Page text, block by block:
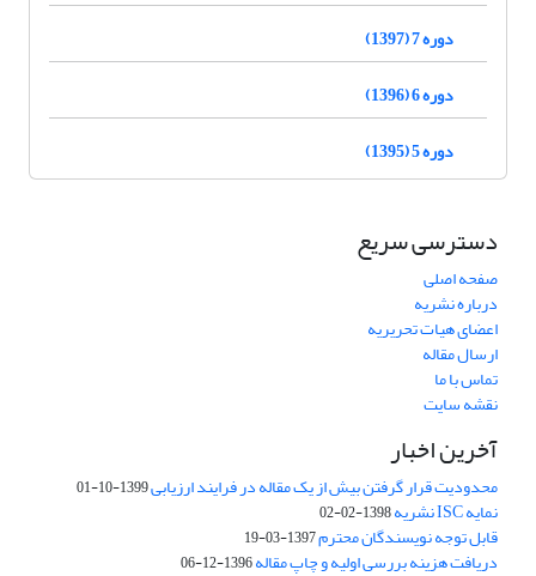
دوره 7 (1397)
دوره 6 (1396)
دوره 5 (1395)
دسترسی سریع
صفحه اصلی
درباره نشریه
اعضای هیات تحریریه
ارسال مقاله
تماس با ما
نقشه سایت
آخرین اخبار
محدودیت قرار گرفتن بیش از یک مقاله در فرایند ارزیابی1399-10-01
نمایه ISC نشریه 1398-02-02
قابل توجه نویسندگان محترم1397-03-19
دریافت هزینه بررسی اولیه و چاپ مقاله1396-12-06